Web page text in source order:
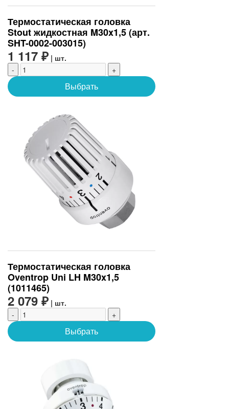
Термостатическая головка
Stout жидкостная M30x1,5 (арт.
SHT-0002-003015)
1 117 ₽ | шт.
-
+
Выбрать
Термостатическая головка
Oventrop Uni LH M30x1,5
(1011465)
2 079 ₽ | шт.
-
+
Выбрать